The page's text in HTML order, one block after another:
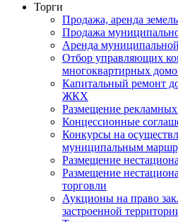
Торги
Продажа, аренда
Продажа
Аренда
Отбор управляющих
многоквартирных
Капитальный ремонт
ЖКХ
Размещение
Концессионные
Конкурсы на
муниципальным
Размещение
Размещение
торговли
Аукционы на право
застроенной